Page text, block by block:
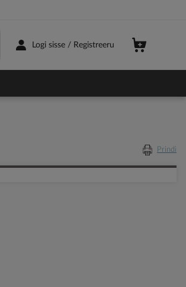
Logi sisse / Registreeru
Prindi